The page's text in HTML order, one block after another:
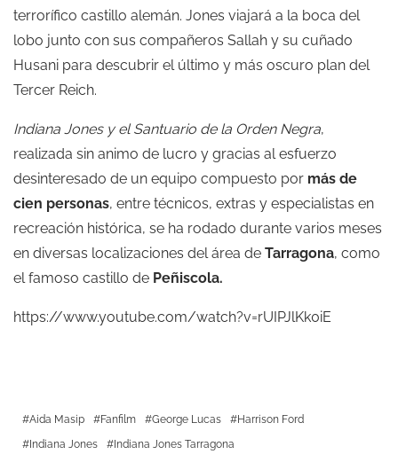
terrorífico castillo alemán. Jones viajará a la boca del
lobo junto con sus compañeros Sallah y su cuñado
Husani para descubrir el último y más oscuro plan del
Tercer Reich.
Indiana Jones y el Santuario de la Orden Negra,
realizada sin animo de lucro y gracias al esfuerzo
desinteresado de un equipo compuesto por más de
cien personas, entre técnicos, extras y especialistas en
recreación histórica, se ha rodado durante varios meses
en diversas localizaciones del área de Tarragona, como
el famoso castillo de Peñiscola.
https://www.youtube.com/watch?v=rUIPJlKk0iE
Aida Masip Fanfilm George Lucas
Harrison Ford
Indiana Jones
Indiana Jones Tarragona